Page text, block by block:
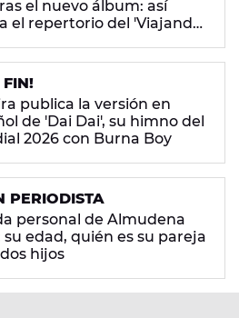
el nuevo álbum: así
el repertorio del 'Viajando
FIN!
publica la versión en
de 'Dai Dai', su himno del
2026 con Burna Boy
PERIODISTA
personal de Almudena
su edad, quién es su pareja
hijos